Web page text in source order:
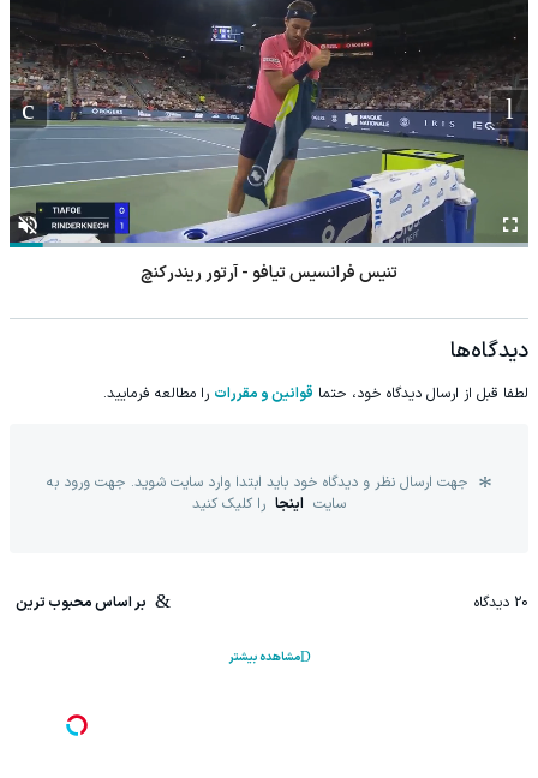
تنیس فرانسیس تیافو - آرتور ریندرکنچ
دیدگاه‌ها
لطفا قبل از ارسال دیدگاه خود، حتما قوانین و مقررات را مطالعه فرمایید.
جهت ارسال نظر و دیدگاه خود باید ابتدا وارد سایت شوید. جهت ورود به
سایت اینجا را کلیک کنید
20 دیدگاه بر اساس محبوب ترین
مشاهده بیشتر